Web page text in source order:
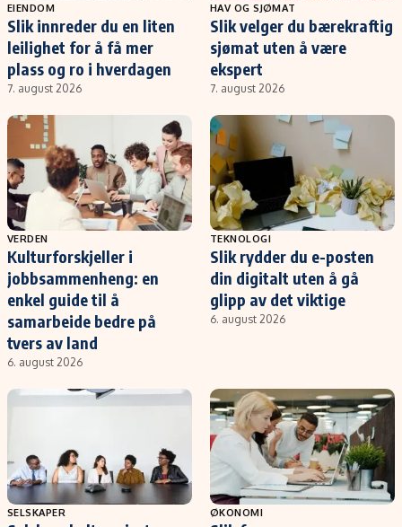
EIENDOM
Slik innreder du en liten
leilighet for å få mer
plass og ro i hverdagen
7. august 2026
HAV OG SJØMAT
Slik velger du bærekraftig
sjømat uten å være
ekspert
7. august 2026
VERDEN
Kulturforskjeller i
jobbsammenheng: en
enkel guide til å
samarbeide bedre på
tvers av land
6. august 2026
TEKNOLOGI
Slik rydder du e-posten
din digitalt uten å gå
glipp av det viktige
6. august 2026
SELSKAPER ØKONOMI